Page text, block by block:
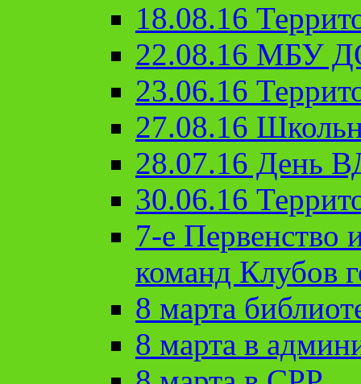
18.08.16
22.08.16 МБУ
23.06.16
27.08.16
28.07.16 День
30.06.16
7-е Первенство
команд Клубов
8 марта
8 марта в